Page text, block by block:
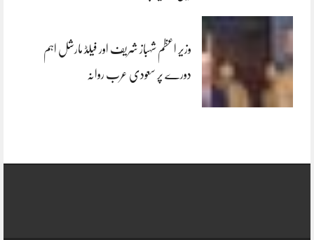
وزیر اعظم شہباز شریف اور فیلڈ مارشل اہم
دورے پر سعودی عرب روانہ